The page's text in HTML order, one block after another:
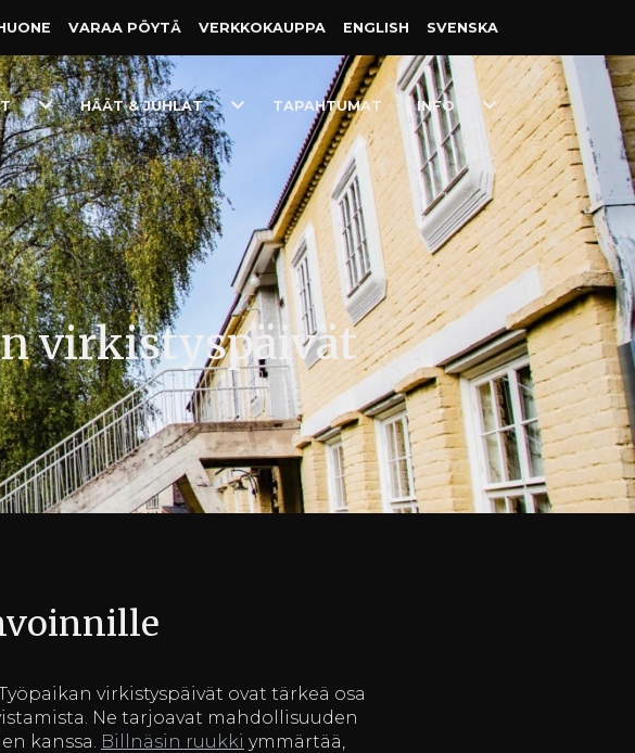
VARAA PÖYTÄ VERKKO­KAUPPA ENGLISH SVENSKA
Toggle
Dropdown
HÄÄT & JUHLAT
Toggle
Dropdown
TAPAHTUMAT INFO
Toggle
Dropdown
virkistyspäivät
virkistyspäivät ovat tärkeä osa
Ne tarjoavat mahdollisuuden
kanssa. Billnäsin ruukki ymmärtää,